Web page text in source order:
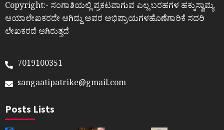
Copyright:- ಸಂಗಾತಿಯಲ್ಲಿ ಪ್ರಕಟವಾಗುವ ಎಲ್ಲ ಬರಹಗಳ ಹಕ್ಕುಸ್ವಾಮ್ಯ
ಆಯಾಲೇಖಕರದೇ ಆಗಿದ್ದು ಅವರ ಅಭಿಪ್ರಾಯಗಳಹೊಣೆಗಾರಿಕೆ ಸದರಿ
ಲೇಖಕರದೆ ಆಗಿರುತ್ತದೆ
7019100351
sangaatipatrike@gmail.com
Posts Lists